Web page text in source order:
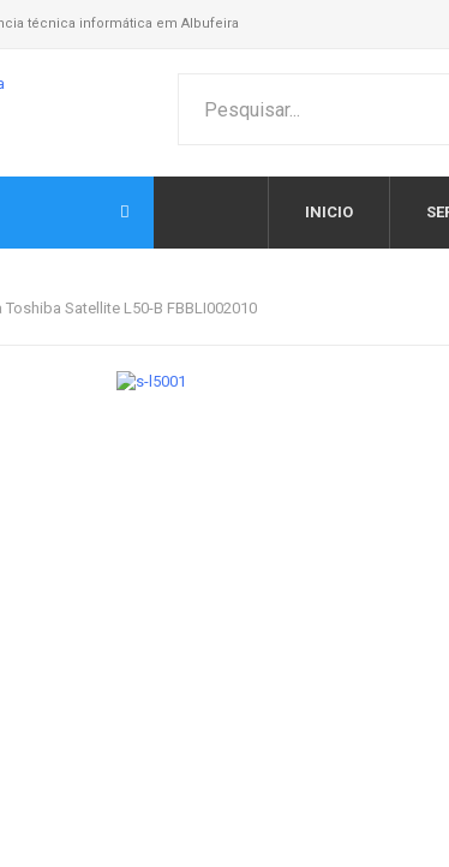
técnica informática em Albufeira
INICIO
Satellite L50-B FBBLI002010